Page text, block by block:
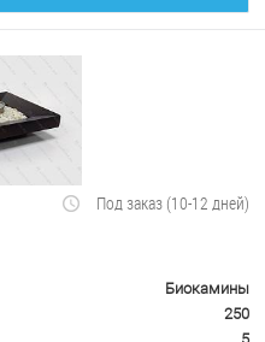
Под заказ (10-12 дней)
Биокамины
250